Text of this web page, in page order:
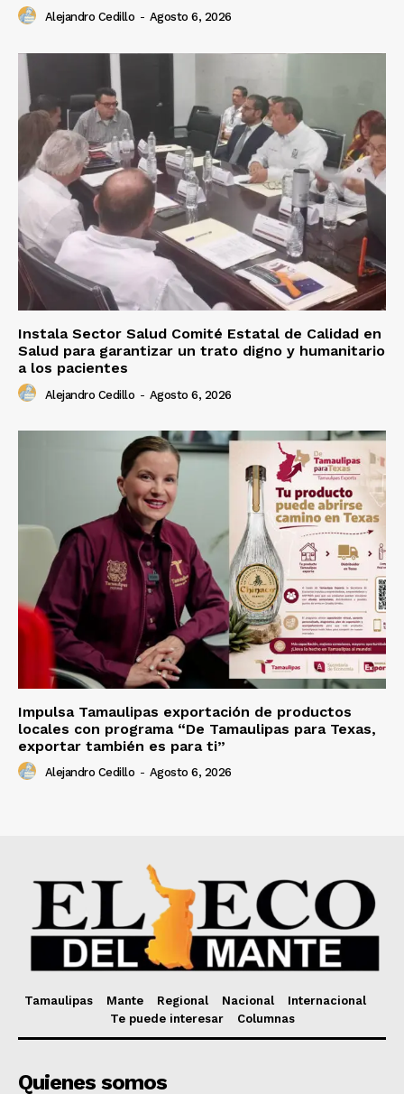
Alejandro Cedillo - Agosto 6, 2026
Instala Sector Salud Comité Estatal de Calidad en
Salud para garantizar un trato digno y humanitario
a los pacientes
Alejandro Cedillo - Agosto 6, 2026
Impulsa Tamaulipas exportación de productos
locales con programa “De Tamaulipas para Texas,
exportar también es para ti”
Alejandro Cedillo - Agosto 6, 2026
Tamaulipas Mante Regional Nacional
Internacional
Te puede interesar
Columnas
Quienes somos